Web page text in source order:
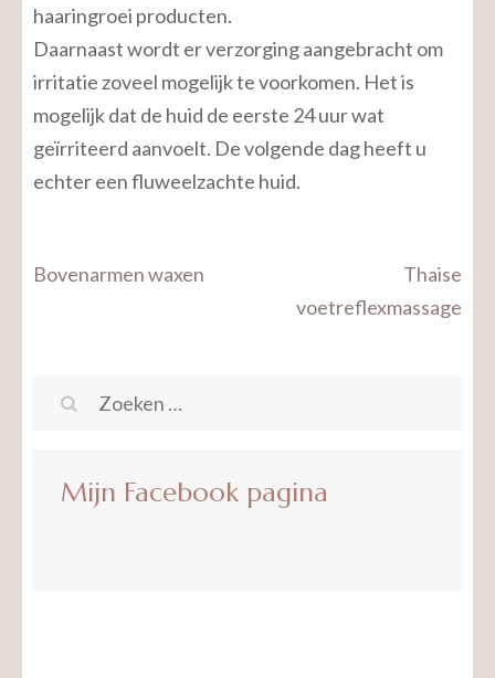
haaringroei producten.
Daarnaast wordt er verzorging aangebracht om
irritatie zoveel mogelijk te voorkomen. Het is
mogelijk dat de huid de eerste 24 uur wat
geïrriteerd aanvoelt. De volgende dag heeft u
echter een fluweelzachte huid.
Bericht
Bovenarmen waxen
Thaise
voetreflexmassage
Zoeken
Mijn Facebook pagina